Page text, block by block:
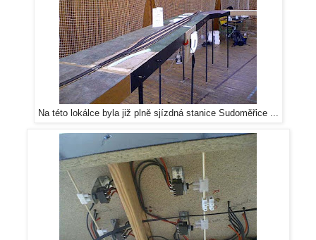
Na této lokálce byla již plně sjízdná stanice Sudoměřice ...